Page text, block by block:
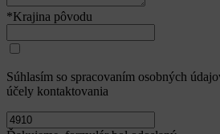
*Krajina pôvodu
Súhlasím so spracovaním osobných
účely kontaktovania